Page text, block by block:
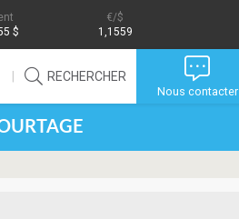
$
/$
1,1559
RECHERCHER
Nous contacter